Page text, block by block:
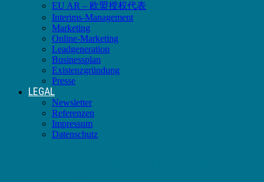
EU AR – 欧盟授权代表
Interims-Management
Marketing
Online-Marketing
Leadgeneration
Businessplan
Existenzgründung
Presse
LEGAL
Newsletter
Referenzen
Impressum
Datenschutz